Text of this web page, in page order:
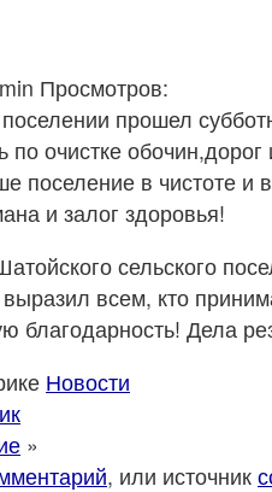
Просмотров:
прошел
по очистке
поселение в чистоте и
и залог здоровья!
сельского
всем, кто
благодарность! Дела
Новости
»
, или источник